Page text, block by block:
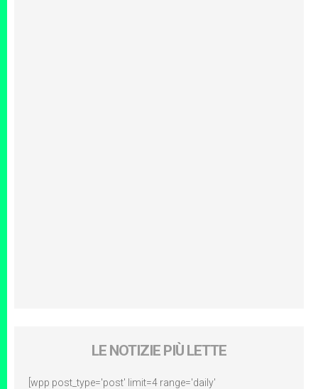
LE NOTIZIE PIÙ LETTE
[wpp post_type='post' limit=4 range='daily'